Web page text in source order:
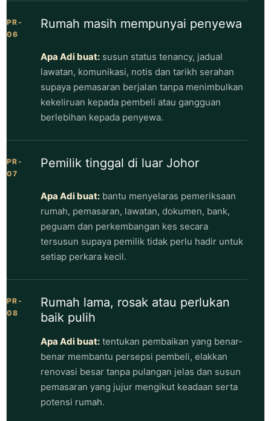
PR-
06
Rumah masih mempunyai penyewa
Apa Adi buat: susun status tenancy, jadual
lawatan, komunikasi, notis dan tarikh serahan
supaya pemasaran berjalan tanpa menimbulkan
kekeliruan kepada pembeli atau gangguan
berlebihan kepada penyewa.
PR-
07
Pemilik tinggal di luar Johor
Apa Adi buat: bantu menyelaras pemeriksaan
rumah, pemasaran, lawatan, dokumen, bank,
peguam dan perkembangan kes secara
tersusun supaya pemilik tidak perlu hadir untuk
setiap perkara kecil.
PR-
08
Rumah lama, rosak atau perlukan
baik pulih
Apa Adi buat: tentukan pembaikan yang benar-
benar membantu persepsi pembeli, elakkan
renovasi besar tanpa pulangan jelas dan susun
pemasaran yang jujur mengikut keadaan serta
potensi rumah.